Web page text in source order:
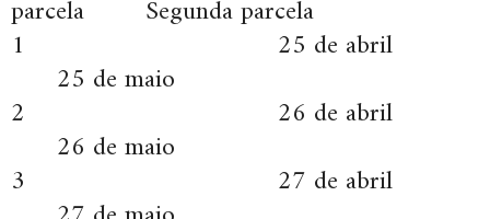
parcela Segunda parcela
1 25 de abril
25 de maio
2 26 de abril
26 de maio
3 27 de abril